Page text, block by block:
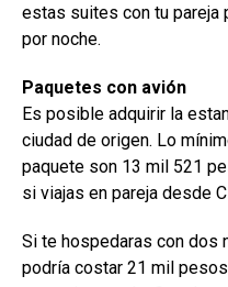
estas suites con tu
por noche.
Paquetes con avión
Es posible adquirir la
ciudad de origen. Lo
paquete son 13 mil 521
si viajas en pareja desde
Si te hospedaras con dos
podría costar 21 mil